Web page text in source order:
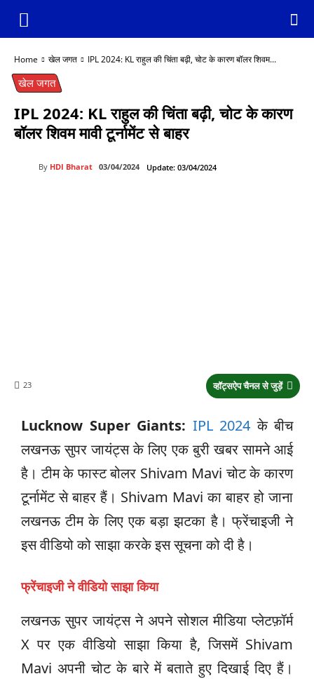
Home खेल जगत IPL 2024: KL राहुल की चिंता बढ़ी, चोट के कारण बॉलर शिवम...
खेल जगत
IPL 2024: KL राहुल की चिंता बढ़ी, चोट के कारण
बॉलर शिवम मावी टूर्नामेंट से बाहर
By HDI Bharat 03/04/2024 Update: 03/04/2024
व्हॉट्सऐप चैनल से जुड़ें
23
Lucknow Super Giants: IPL 2024 के बीच
लखनऊ सुपर जायंट्स के लिए एक बुरी खबर सामने आई
है। टीम के फास्ट बोलर Shivam Mavi चोट के कारण
टूर्नामेंट से बाहर हैं। Shivam Mavi का बाहर हो जाना
लखनऊ टीम के लिए एक बड़ा झटका है। फ्रेंचाइजी ने
इस वीडियो को साझा करके इस सूचना को दी है।
फ्रेंचाइजी ने वीडियो साझा किया
लखनऊ सुपर जायंट्स ने अपने सोशल मीडिया प्लेटफ़ॉर्म
X पर एक वीडियो साझा किया है, जिसमें Shivam
Mavi अपनी चोट के बारे में बताते हुए दिखाई दिए हैं।